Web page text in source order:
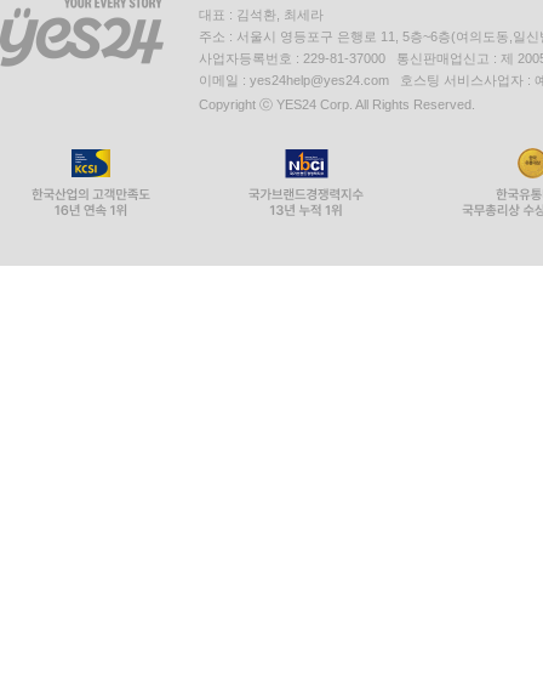
대표 : 김석환, 최세라
주소 : 서울시 영등포구 은행로 11, 5층~6층(여의도동,일신
사업자등록번호 : 229-81-37000 통신판매업신고 : 제
이메일 : yes24help@yes24.com 호스팅 서비스사업자 :
Copyright ⓒ YES24 Corp. All Rights Reserved.